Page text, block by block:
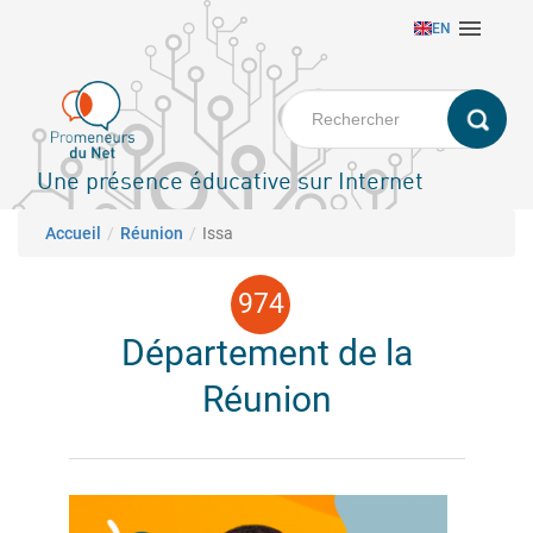
principal
EN 
Une présence éducative sur Internet
Fil d'Ariane
Accueil Réunion Issa
Département de la
Réunion